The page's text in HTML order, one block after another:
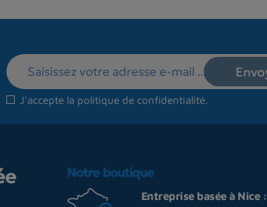
J'accepte la politique de confidentialité.
Notre boutique
Entreprise basée à Nice :